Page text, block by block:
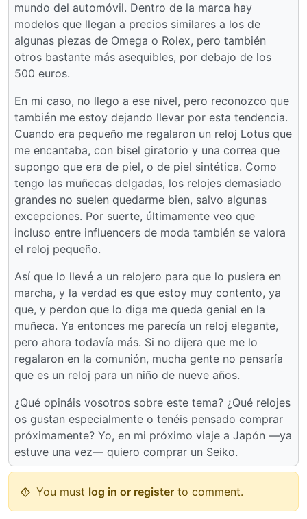
mundo del automóvil. Dentro de la marca hay
modelos que llegan a precios similares a los de
algunas piezas de Omega o Rolex, pero también
otros bastante más asequibles, por debajo de los
500 euros.
En mi caso, no llego a ese nivel, pero reconozco que
también me estoy dejando llevar por esta tendencia.
Cuando era pequeño me regalaron un reloj Lotus que
me encantaba, con bisel giratorio y una correa que
supongo que era de piel, o de piel sintética. Como
tengo las muñecas delgadas, los relojes demasiado
grandes no suelen quedarme bien, salvo algunas
excepciones. Por suerte, últimamente veo que
incluso entre influencers de moda también se valora
el reloj pequeño.
Así que lo llevé a un relojero para que lo pusiera en
marcha, y la verdad es que estoy muy contento, ya
que, y perdon que lo diga me queda genial en la
muñeca. Ya entonces me parecía un reloj elegante,
pero ahora todavía más. Si no dijera que me lo
regalaron en la comunión, mucha gente no pensaría
que es un reloj para un niño de nueve años.
¿Qué opináis vosotros sobre este tema? ¿Qué relojes
os gustan especialmente o tenéis pensado comprar
próximamente? Yo, en mi próximo viaje a Japón —ya
estuve una vez— quiero comprar un Seiko.
You must log in or register to comment.